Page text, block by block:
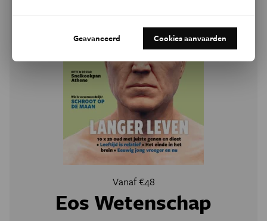
Vanaf €48
Eos Wetenschap
Geavanceerd Cookies aanvaarden